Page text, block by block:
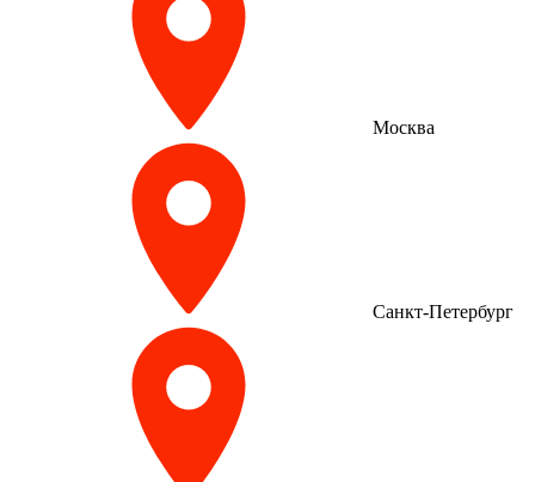
Москва
Санкт-Петербург